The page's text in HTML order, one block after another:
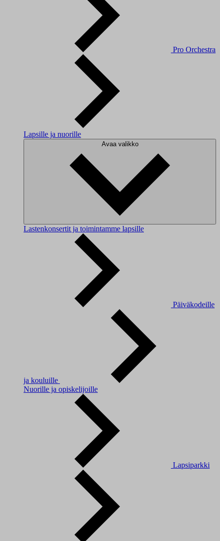
Pro Orchestra
Lapsille ja nuorille
Avaa valikko
Lastenkonsertit ja toimintamme lapsille
Päiväkodeille
ja kouluille
Nuorille ja opiskelijoille
Lapsiparkki